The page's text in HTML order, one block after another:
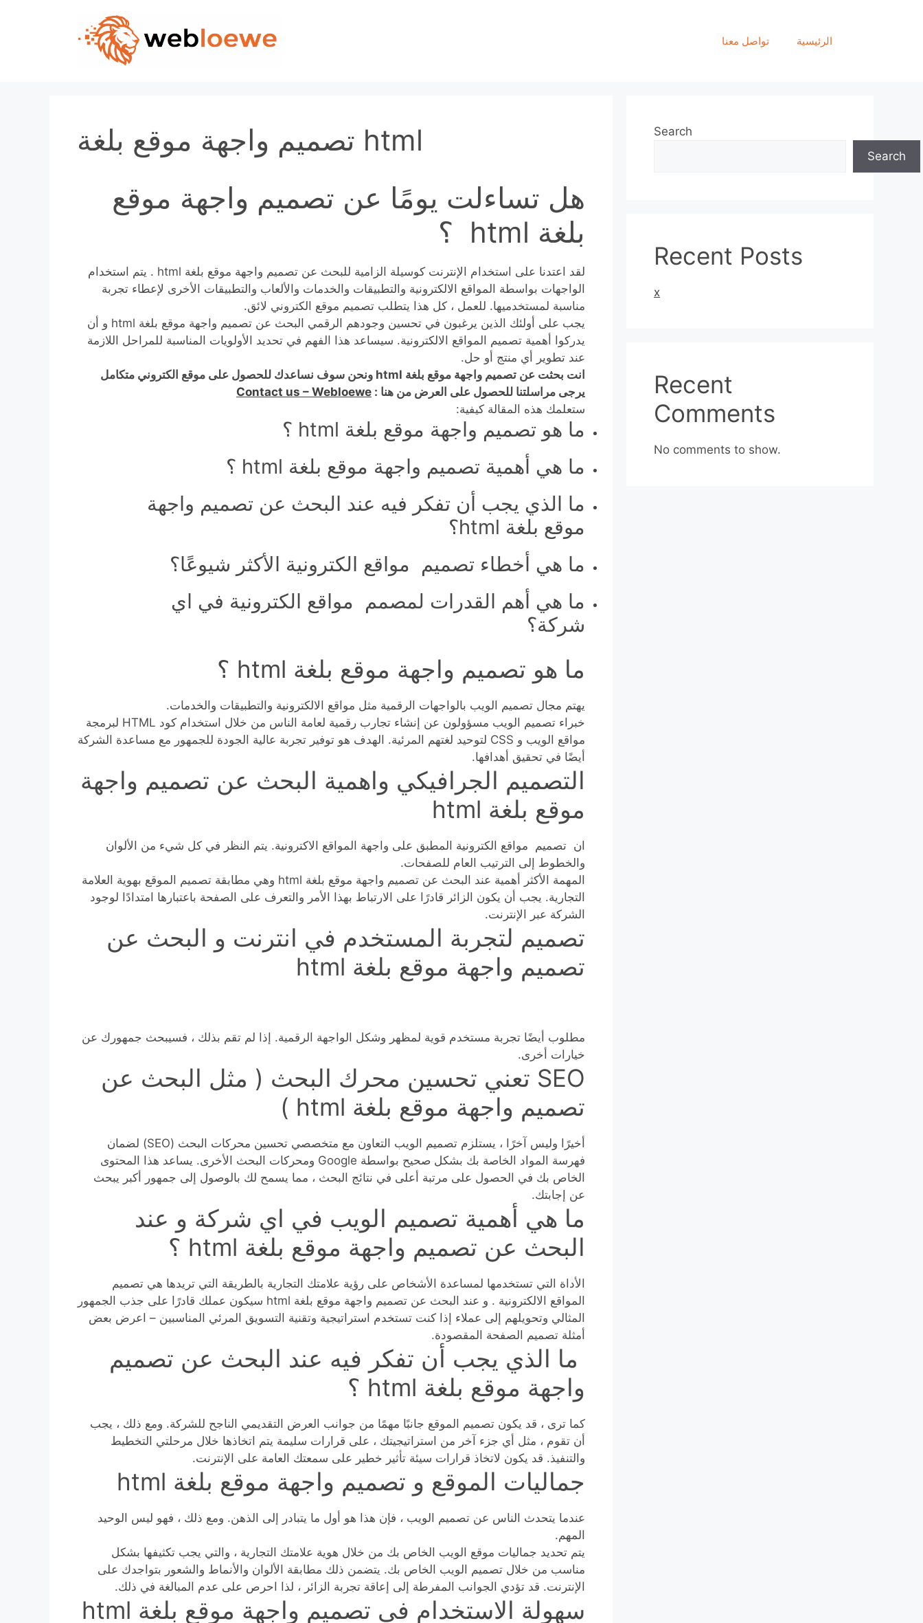
تواصل معنا الرئيسية
تصميم واجهة موقع بلغة html
هل تساءلت يومًا عن تصميم واجهة موقع
بلغة html ؟
لقد اعتدنا على استخدام الإنترنت كوسيلة الزامية للبحث عن تصميم واجهة موقع بلغة html . يتم استخدام
الواجهات بواسطة المواقع الالكترونية والتطبيقات والخدمات والألعاب والتطبيقات الأخرى لإعطاء تجربة
مناسبة لمستخدميها. للعمل ، كل هذا يتطلب تصميم موقع الكتروني لائق.
يجب على أولئك الذين يرغبون في تحسين وجودهم الرقمي البحث عن تصميم واجهة موقع بلغة html و أن
يدركوا أهمية تصميم المواقع الالكترونية. سيساعد هذا الفهم في تحديد الأولويات المناسبة للمراحل اللازمة
عند تطوير أي منتج أو حل.
انت بحثت عن تصميم واجهة موقع بلغة html ونحن سوف نساعدك للحصول على موقع الكتروني متكامل
يرجى مراسلتنا للحصول على العرض من هنا : Contact us – Webloewe
ستعلمك هذه المقالة كيفية:
ما هو تصميم واجهة موقع بلغة html ؟
ما هي أهمية تصميم واجهة موقع بلغة html ؟
ما الذي يجب أن تفكر فيه عند البحث عن تصميم واجهة
موقع بلغة html؟
ما هي أخطاء تصميم مواقع الكترونية الأكثر شيوعًا؟
ما هي أهم القدرات لمصمم مواقع الكترونية في اي
شركة؟
ما هو تصميم واجهة موقع بلغة html ؟
يهتم مجال تصميم الويب بالواجهات الرقمية مثل مواقع الالكترونية والتطبيقات والخدمات.
خبراء تصميم الويب مسؤولون عن إنشاء تجارب رقمية لعامة الناس من خلال استخدام كود HTML لبرمجة
مواقع الويب و CSS لتوحيد لغتهم المرئية. الهدف هو توفير تجربة عالية الجودة للجمهور مع مساعدة الشركة
أيضًا في تحقيق أهدافها.
التصميم الجرافيكي واهمية البحث عن تصميم واجهة
موقع بلغة html
ان تصميم مواقع الكترونية المطبق على واجهة المواقع الاكترونية. يتم النظر في كل شيء من الألوان
والخطوط إلى الترتيب العام للصفحات.
المهمة الأكثر أهمية عند البحث عن تصميم واجهة موقع بلغة html وهي مطابقة تصميم الموقع بهوية العلامة
التجارية. يجب أن يكون الزائر قادرًا على الارتباط بهذا الأمر والتعرف على الصفحة باعتبارها امتدادًا لوجود
الشركة عبر الإنترنت.
تصميم لتجربة المستخدم في انترنت و البحث عن
تصميم واجهة موقع بلغة html
مطلوب أيضًا تجربة مستخدم قوية لمظهر وشكل الواجهة الرقمية. إذا لم تقم بذلك ، فسيبحث جمهورك عن
خيارات أخرى.
SEO تعني تحسين محرك البحث ( مثل البحث عن
تصميم واجهة موقع بلغة html )
أخيرًا وليس آخرًا ، يستلزم تصميم الويب التعاون مع متخصصي تحسين محركات البحث (SEO) لضمان
فهرسة المواد الخاصة بك بشكل صحيح بواسطة Google ومحركات البحث الأخرى. يساعد هذا المحتوى
الخاص بك في الحصول على مرتبة أعلى في نتائج البحث ، مما يسمح لك بالوصول إلى جمهور أكبر يبحث
عن إجابتك.
ما هي أهمية تصميم الويب في اي شركة و عند
البحث عن تصميم واجهة موقع بلغة html ؟
الأداة التي تستخدمها لمساعدة الأشخاص على رؤية علامتك التجارية بالطريقة التي تريدها هي تصميم
المواقع الالكترونية . و عند البحث عن تصميم واجهة موقع بلغة html سيكون عملك قادرًا على جذب الجمهور
المثالي وتحويلهم إلى عملاء إذا كنت تستخدم استراتيجية وتقنية التسويق المرئي المناسبين – اعرض بعض
أمثلة تصميم الصفحة المقصودة.
ما الذي يجب أن تفكر فيه عند البحث عن تصميم
واجهة موقع بلغة html ؟
كما ترى ، قد يكون تصميم الموقع جانبًا مهمًا من جوانب العرض التقديمي الناجح للشركة. ومع ذلك ، يجب
أن تقوم ، مثل أي جزء آخر من استراتيجيتك ، على قرارات سليمة يتم اتخاذها خلال مرحلتي التخطيط
والتنفيذ. قد يكون لاتخاذ قرارات سيئة تأثير خطير على سمعتك العامة على الإنترنت.
جماليات الموقع و تصميم واجهة موقع بلغة html
عندما يتحدث الناس عن تصميم الويب ، فإن هذا هو أول ما يتبادر إلى الذهن. ومع ذلك ، فهو ليس الوحيد
المهم.
يتم تحديد جماليات موقع الويب الخاص بك من خلال هوية علامتك التجارية ، والتي يجب تكثيفها بشكل
مناسب من خلال تصميم الويب الخاص بك. يتضمن ذلك مطابقة الألوان والأنماط والشعور بتواجدك على
الإنترنت. قد تؤدي الجوانب المفرطة إلى إعاقة تجربة الزائر ، لذا احرص على عدم المبالغة في ذلك.
سهولة الاستخدام في تصميم واجهة موقع بلغة html
Search
Search
Recent Posts
x
Recent
Comments
No comments to show.